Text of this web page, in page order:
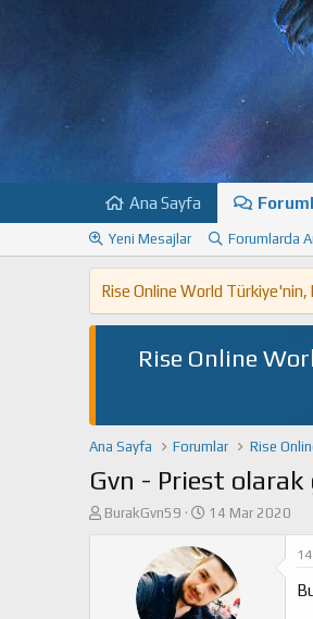
Ana Sayfa
Yeni Mesajlar Forumlarda
Rise Online World
Rise Online
Ana Sayfa Forumlar Rise
Gvn - Priest
K
BurakGvn59
B
ş
l
a
n
14 Mar 2020